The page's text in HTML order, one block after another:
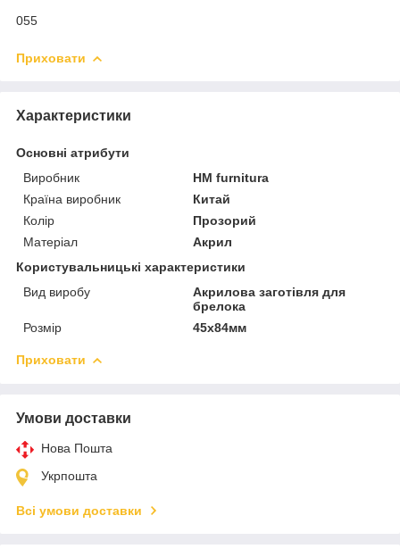
055
Приховати
Характеристики
Основні атрибути
Виробник
HM furnitura
Країна виробник
Китай
Колір
Прозорий
Матеріал
Акрил
Користувальницькі характеристики
Вид виробу
Акрилова заготівля для
брелока
Розмір
45х84мм
Приховати
Умови доставки
Нова Пошта
Укрпошта
Всі умови доставки